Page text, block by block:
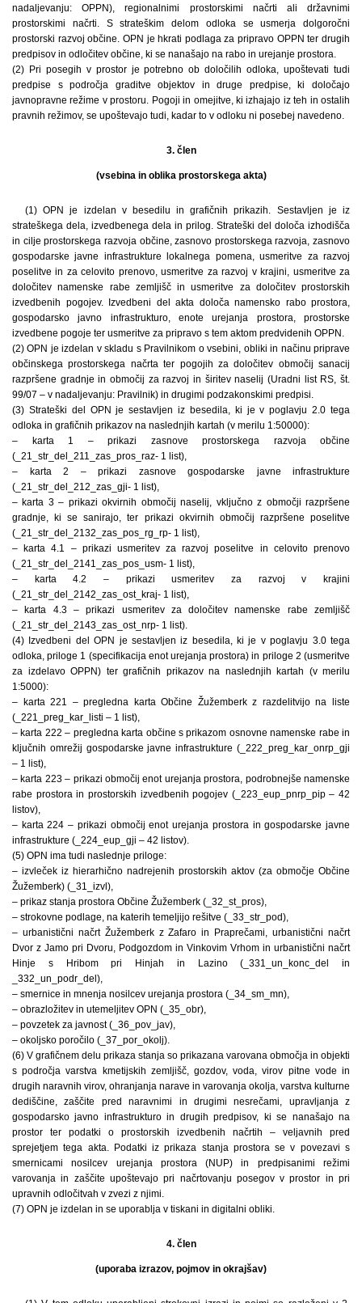
nadaljevanju: OPPN), regionalnimi prostorskimi načrti ali državnimi
prostorskimi načrti. S strateškim delom odloka se usmerja dolgoročni
prostorski razvoj občine. OPN je hkrati podlaga za pripravo OPPN ter drugih
predpisov in odločitev občine, ki se nanašajo na rabo in urejanje prostora.
(2) Pri posegih v prostor je potrebno ob določilih odloka, upoštevati tudi
predpise s področja graditve objektov in druge predpise, ki določajo
javnopravne režime v prostoru. Pogoji in omejitve, ki izhajajo iz teh in ostalih
pravnih režimov, se upoštevajo tudi, kadar to v odloku ni posebej navedeno.
3. člen
(vsebina in oblika prostorskega akta)
(1) OPN je izdelan v besedilu in grafičnih prikazih. Sestavljen je iz
strateškega dela, izvedbenega dela in prilog. Strateški del določa izhodišča
in cilje prostorskega razvoja občine, zasnovo prostorskega razvoja, zasnovo
gospodarske javne infrastrukture lokalnega pomena, usmeritve za razvoj
poselitve in za celovito prenovo, usmeritve za razvoj v krajini, usmeritve za
določitev namenske rabe zemljišč in usmeritve za določitev prostorskih
izvedbenih pogojev. Izvedbeni del akta določa namensko rabo prostora,
gospodarsko javno infrastrukturo, enote urejanja prostora, prostorske
izvedbene pogoje ter usmeritve za pripravo s tem aktom predvidenih OPPN.
(2) OPN je izdelan v skladu s Pravilnikom o vsebini, obliki in načinu priprave
občinskega prostorskega načrta ter pogojih za določitev območij sanacij
razpršene gradnje in območij za razvoj in širitev naselij (Uradni list RS, št.
99/07 – v nadaljevanju: Pravilnik) in drugimi podzakonskimi predpisi.
(3) Strateški del OPN je sestavljen iz besedila, ki je v poglavju 2.0 tega
odloka in grafičnih prikazov na naslednjih kartah (v merilu 1:50000):
– karta 1 – prikazi zasnove prostorskega razvoja občine
(_21_str_del_211_zas_pros_raz- 1 list),
– karta 2 – prikazi zasnove gospodarske javne infrastrukture
(_21_str_del_212_zas_gji- 1 list),
– karta 3 – prikazi okvirnih območij naselij, vključno z območji razpršene
gradnje, ki se sanirajo, ter prikazi okvirnih območij razpršene poselitve
(_21_str_del_2132_zas_pos_rg_rp- 1 list),
– karta 4.1 – prikazi usmeritev za razvoj poselitve in celovito prenovo
(_21_str_del_2141_zas_pos_usm- 1 list),
– karta 4.2 – prikazi usmeritev za razvoj v krajini
(_21_str_del_2142_zas_ost_kraj- 1 list),
– karta 4.3 – prikazi usmeritev za določitev namenske rabe zemljišč
(_21_str_del_2143_zas_ost_nrp- 1 list).
(4) Izvedbeni del OPN je sestavljen iz besedila, ki je v poglavju 3.0 tega
odloka, priloge 1 (specifikacija enot urejanja prostora) in priloge 2 (usmeritve
za izdelavo OPPN) ter grafičnih prikazov na naslednjih kartah (v merilu
1:5000):
– karta 221 – pregledna karta Občine Žužemberk z razdelitvijo na liste
(_221_preg_kar_listi – 1 list),
– karta 222 – pregledna karta občine s prikazom osnovne namenske rabe in
ključnih omrežij gospodarske javne infrastrukture (_222_preg_kar_onrp_gji
– 1 list),
– karta 223 – prikazi območij enot urejanja prostora, podrobnejše namenske
rabe prostora in prostorskih izvedbenih pogojev (_223_eup_pnrp_pip – 42
listov),
– karta 224 – prikazi območij enot urejanja prostora in gospodarske javne
infrastrukture (_224_eup_gji – 42 listov).
(5) OPN ima tudi naslednje priloge:
– izvleček iz hierarhično nadrejenih prostorskih aktov (za območje Občine
Žužemberk) (_31_izvl),
– prikaz stanja prostora Občine Žužemberk (_32_st_pros),
– strokovne podlage, na katerih temeljijo rešitve (_33_str_pod),
– urbanistični načrt Žužemberk z Zafaro in Praprečami, urbanistični načrt
Dvor z Jamo pri Dvoru, Podgozdom in Vinkovim Vrhom in urbanistični načrt
Hinje s Hribom pri Hinjah in Lazino (_331_un_konc_del in
_332_un_podr_del),
– smernice in mnenja nosilcev urejanja prostora (_34_sm_mn),
– obrazložitev in utemeljitev OPN (_35_obr),
– povzetek za javnost (_36_pov_jav),
– okoljsko poročilo (_37_por_okolj).
(6) V grafičnem delu prikaza stanja so prikazana varovana območja in objekti
s področja varstva kmetijskih zemljišč, gozdov, voda, virov pitne vode in
drugih naravnih virov, ohranjanja narave in varovanja okolja, varstva kulturne
dediščine, zaščite pred naravnimi in drugimi nesrečami, upravljanja z
gospodarsko javno infrastrukturo in drugih predpisov, ki se nanašajo na
prostor ter podatki o prostorskih izvedbenih načrtih – veljavnih pred
sprejetjem tega akta. Podatki iz prikaza stanja prostora se v povezavi s
smernicami nosilcev urejanja prostora (NUP) in predpisanimi režimi
varovanja in zaščite upoštevajo pri načrtovanju posegov v prostor in pri
upravnih odločitvah v zvezi z njimi.
(7) OPN je izdelan in se uporablja v tiskani in digitalni obliki.
4. člen
(uporaba izrazov, pojmov in okrajšav)